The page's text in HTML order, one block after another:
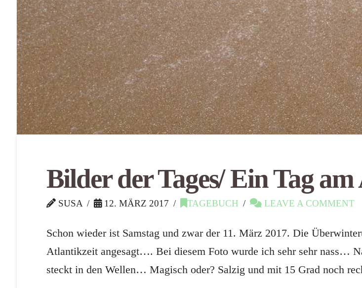
Bilder der Tages/ Ein Tag
SUSA 12. MÄRZ 2017 TAGEBUCH LEAVE A COMMENT
Schon wieder ist Samstag und zwar der 11. März 2017. Die
Atlantikzeit angesagt…. Bei diesem Foto wurde ich sehr sehr nass…
steckt in den Wellen… Magisch oder? Salzig und mit 15 Grad noch